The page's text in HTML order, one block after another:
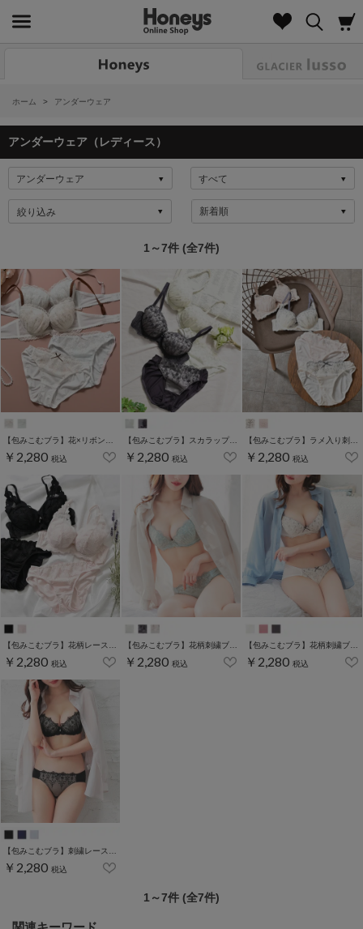
ホーム > アンダーウェア
アンダーウェア（レディース）
絞り込み
1～7件 (全7件)
￥2,280 税込 ￥2,280 税込 ￥2,280 税込
￥2,280 税込 ￥2,280 税込 ￥2,280 税込
￥2,280 税込
1～7件 (全7件)